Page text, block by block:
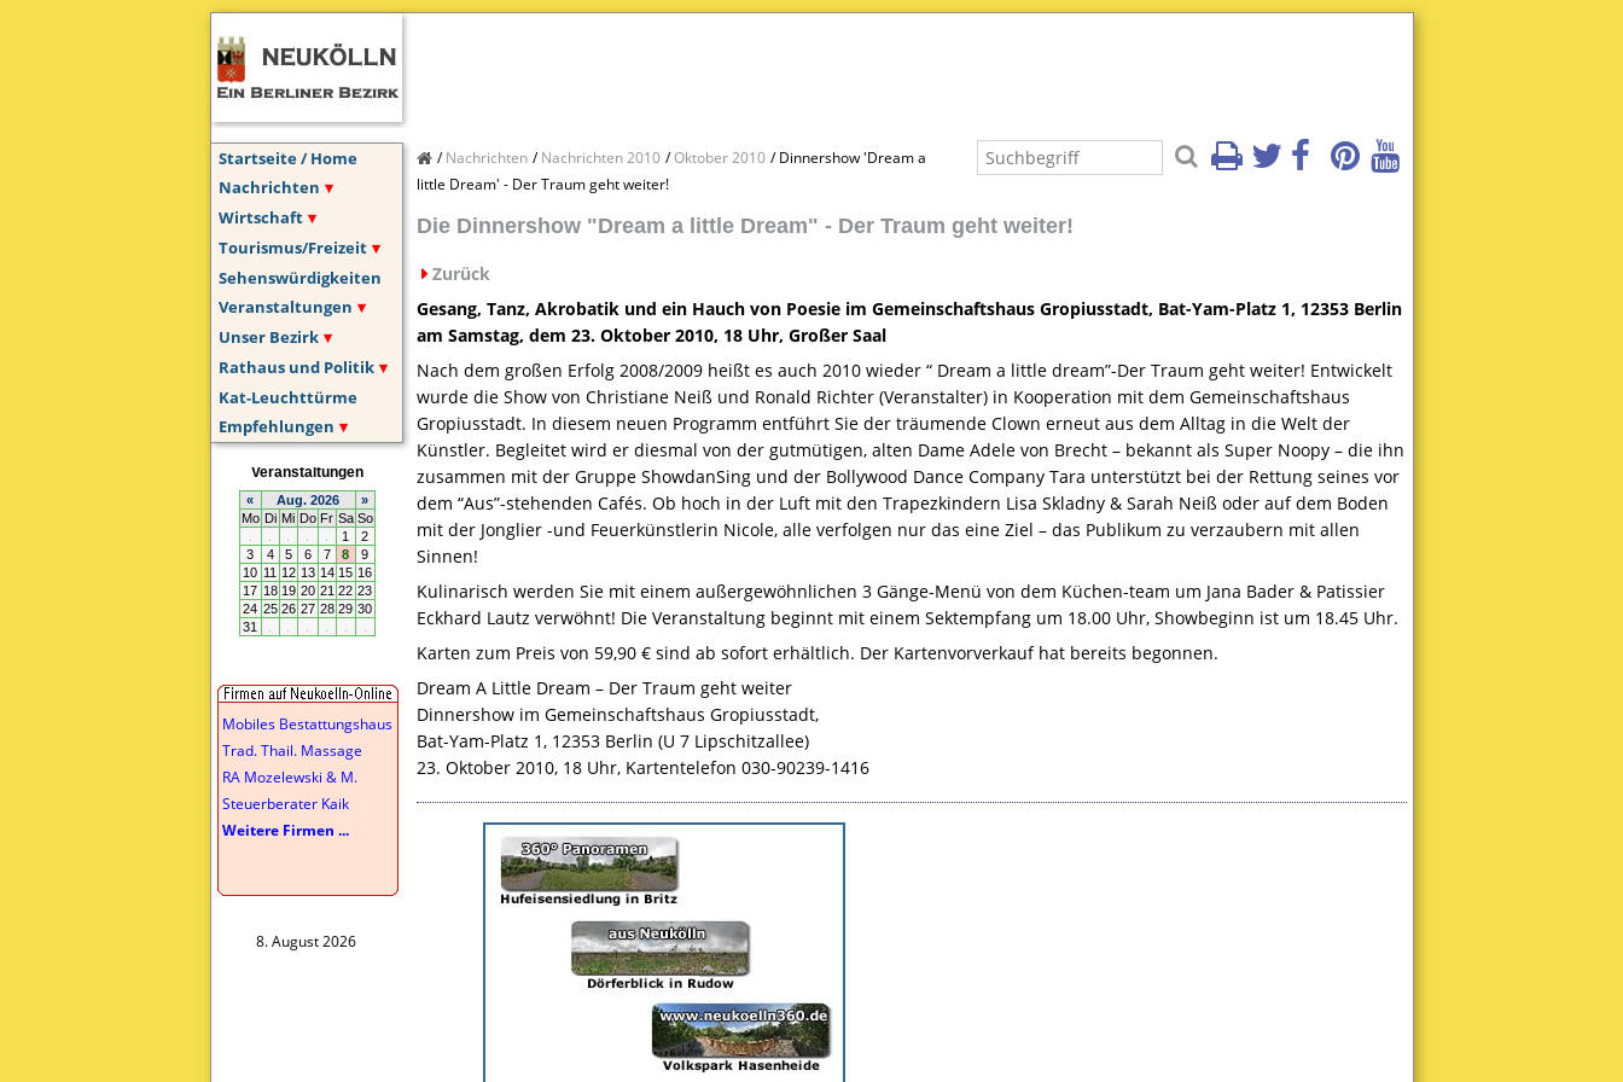
Startseite / Home
Nachrichten
Wirtschaft
Tourismus/Freizeit
Sehenswürdigkeiten
Veranstaltungen
Unser Bezirk
Rathaus und Politik
Kat-Leuchttürme
Empfehlungen
Mobiles Bestattungshaus
Trad. Thail. Massage
RA Mozelewski & M.
Steuerberater Kaik
Weitere Firmen ...
8. August 2026
Nachrichten Nachrichten 2010 Oktober 2010
Dinnershow 'Dream a
little Dream' - Der Traum geht weiter!
Die Dinnershow "Dream a little Dream" - Der Traum geht weiter!
Zurück
Gesang, Tanz, Akrobatik und ein Hauch von Poesie im Gemeinschaftshaus Gropiusstadt, Bat-Yam-Platz 1, 12353 Berlin
am Samstag, dem 23. Oktober 2010, 18 Uhr, Großer Saal
Nach dem großen Erfolg 2008/2009 heißt es auch 2010 wieder “ Dream a little dream”-Der Traum geht weiter! Entwickelt
wurde die Show von Christiane Neiß und Ronald Richter (Veranstalter) in Kooperation mit dem Gemeinschaftshaus
Gropiusstadt. In diesem neuen Programm entführt Sie der träumende Clown erneut aus dem Alltag in die Welt der
Künstler. Begleitet wird er diesmal von der gutmütigen, alten Dame Adele von Brecht – bekannt als Super Noopy – die ihn
zusammen mit der Gruppe ShowdanSing und der Bollywood Dance Company Tara unterstützt bei der Rettung seines vor
dem “Aus”-stehenden Cafés. Ob hoch in der Luft mit den Trapezkindern Lisa Skladny & Sarah Neiß oder auf dem Boden
mit der Jonglier -und Feuerkünstlerin Nicole, alle verfolgen nur das eine Ziel – das Publikum zu verzaubern mit allen
Sinnen!
Kulinarisch werden Sie mit einem außergewöhnlichen 3 Gänge-Menü von dem Küchen-team um Jana Bader & Patissier
Eckhard Lautz verwöhnt! Die Veranstaltung beginnt mit einem Sektempfang um 18.00 Uhr, Showbeginn ist um 18.45 Uhr.
Karten zum Preis von 59,90 € sind ab sofort erhältlich. Der Kartenvorverkauf hat bereits begonnen.
Dream A Little Dream – Der Traum geht weiter
Dinnershow im Gemeinschaftshaus Gropiusstadt,
Bat-Yam-Platz 1, 12353 Berlin (U 7 Lipschitzallee)
23. Oktober 2010, 18 Uhr, Kartentelefon 030-90239-1416